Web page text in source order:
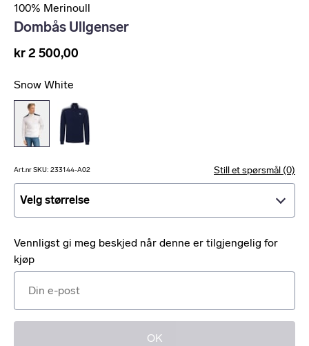
100% Merinoull
Dombås Ullgenser
kr 2 500,00
Snow White
Art.nr SKU: 233144-A02 Still et spørsmål (0)
Velg størrelse
Vennligst gi meg beskjed når denne er tilgjengelig for
kjøp
OK